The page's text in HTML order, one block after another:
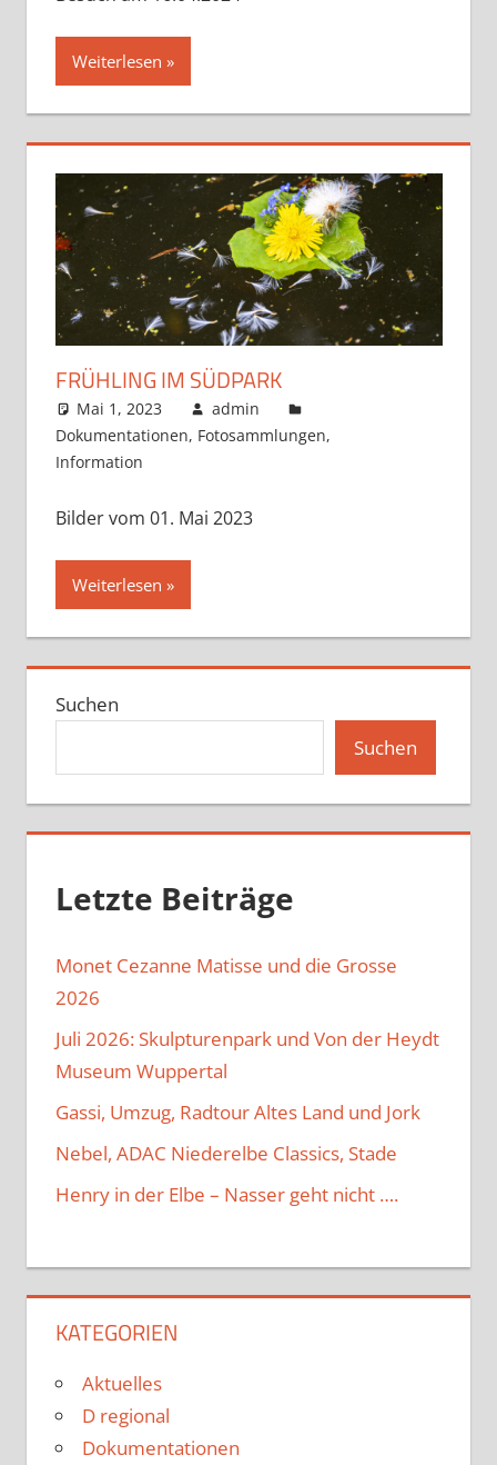
Weiterlesen
FRÜHLING IM SÜDPARK
Mai 1, 2023
admin
Dokumentationen, Fotosammlungen,
Information
Bilder vom 01. Mai 2023
Weiterlesen
Suchen
Suchen
Letzte Beiträge
Monet Cezanne Matisse und die Grosse
2026
Juli 2026: Skulpturenpark und Von der Heydt
Museum Wuppertal
Gassi, Umzug, Radtour Altes Land und Jork
Nebel, ADAC Niederelbe Classics, Stade
Henry in der Elbe – Nasser geht nicht ….
KATEGORIEN
Aktuelles
D regional
Dokumentationen